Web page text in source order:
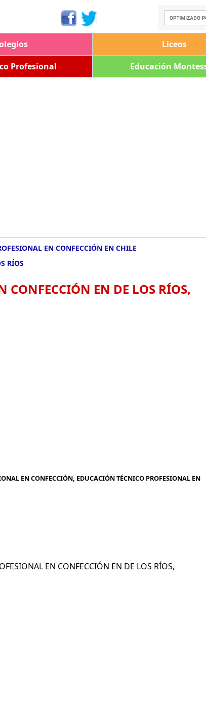
Liceos
Profesional Educación
EN CONFECCIÓN EN CHILE
RÍOS
CONFECCIÓN EN DE LOS RÍOS,
EN CONFECCIÓN, EDUCACIÓN TÉCNICO PROFESIONAL EN
EN CONFECCIÓN EN DE LOS RÍOS,